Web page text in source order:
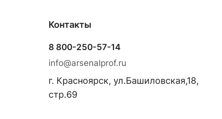
Контакты
8 800-250-57-14
info@arsenalprof.ru
г. Красноярск, ул.Башиловская,18,
стр.69